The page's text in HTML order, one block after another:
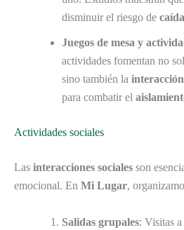
disminuir el riesgo de
Juegos de mesa y
actividades fomentan no
sino también la
para combatir el
Actividades sociales
Las interacciones sociales son
emocional. En Mi Lugar,
Salidas grupales: Visitas